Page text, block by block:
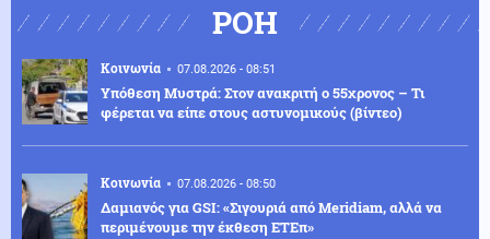
ΡΟΗ
Κοινωνία 07.08.2026 - 08:51
Υπόθεση Μυστρά: Στον ανακριτή ο 55χρονος – Τι
φέρεται να είπε στους αστυνομικούς (βίντεο)
Κοινωνία 07.08.2026 - 08:50
Δαμιανός για GSI: «Σιγουριά από Meridiam, αλλά να
περιμένουμε την έκθεση ΕΤΕπ»